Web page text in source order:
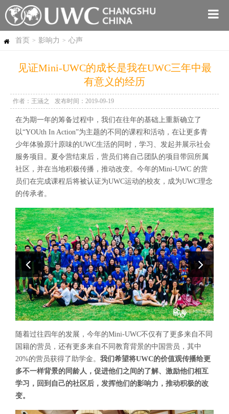
首页 > 影响力 > 心声
见证Mini-UWC的成长是我在UWC三年中最
有意义的经历
作者：王涵之 发布时间：2019-09-19
在为期一年的筹备过程中，我们在往年的基础上重新确立了
以“YOUth In Action”为主题的不同的课程和活动，在让更多青
少年体验原汁原味的UWC生活的同时，学习、发起并展示社会
服务项目。夏令营结束后，营员们将自己团队的项目带回所属
社区，并在当地积极传播，推动改变。今年的Mini-UWC 的营
员们在完成课程后将被认证为UWC运动的校友，成为UWC理念
的传承者。
随着过往四年的发展，今年的Mini-UWC不仅有了更多来自不同
国籍的营员，还有更多来自不同教育背景的中国营员，其中
20%的营员获得了助学金。 我们希望将UWC的价值观传播给更
多不一样背景的同龄人，促进他们之间的了解、激励他们相互
学习，回到自己的社区后，发挥他们的影响力，推动积极的改
变。